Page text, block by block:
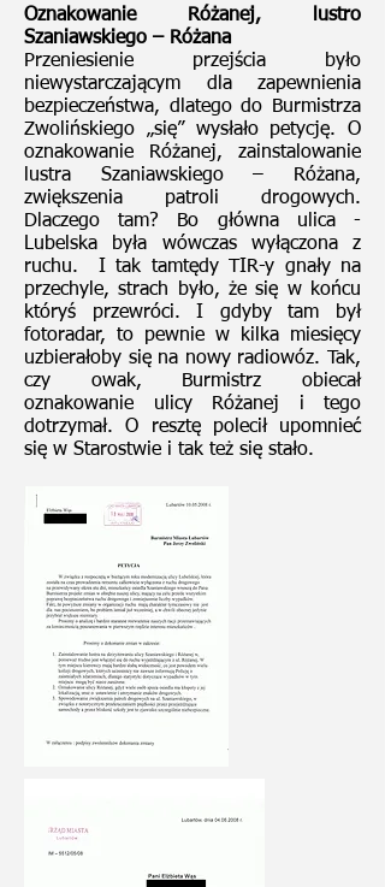
Oznakowanie Różanej, lustro
Szaniawskiego – Różana
Przeniesienie przejścia było
niewystarczającym dla zapewnienia
bezpieczeństwa, dlatego do Burmistrza
Zwolińskiego „się” wysłało petycję. O
oznakowanie Różanej, zainstalowanie
lustra Szaniawskiego – Różana,
zwiększenia patroli drogowych.
Dlaczego tam? Bo główna ulica -
Lubelska była wówczas wyłączona z
ruchu. I tak tamtędy TIR-y gnały na
przechyle, strach było, że się w końcu
któryś przewróci. I gdyby tam był
fotoradar, to pewnie w kilka miesięcy
uzbierałoby się na nowy radiowóz. Tak,
czy owak, Burmistrz obiecał
oznakowanie ulicy Różanej i tego
dotrzymał. O resztę polecił upomnieć
się w Starostwie i tak też się stało.